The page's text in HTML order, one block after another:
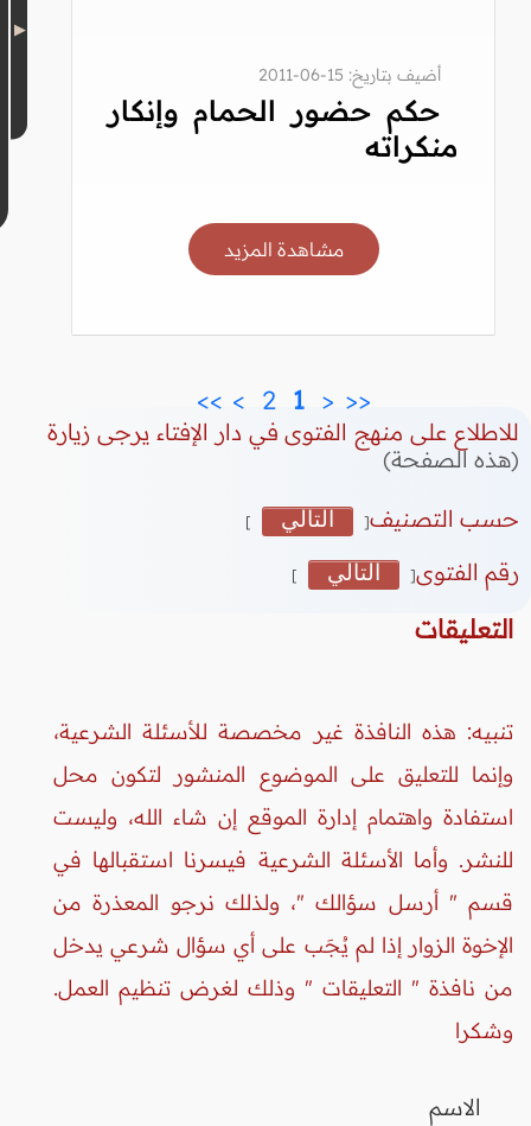
أضيف بتاريخ: 15-06-2011
حكم حضور الحمام وإنكار
منكراته
مشاهدة المزيد
<<
<
1
2
>
>>
للاطلاع على منهج الفتوى في دار الإفتاء يرجى زيارة
(هذه الصفحة)
حسب التصنيف[ التالي ]
رقم الفتوى[ التالي ]
التعليقات
تنبيه: هذه النافذة غير مخصصة للأسئلة الشرعية،
وإنما للتعليق على الموضوع المنشور لتكون محل
استفادة واهتمام إدارة الموقع إن شاء الله، وليست
للنشر. وأما الأسئلة الشرعية فيسرنا استقبالها في
قسم " أرسل سؤالك "، ولذلك نرجو المعذرة من
الإخوة الزوار إذا لم يُجَب على أي سؤال شرعي يدخل
من نافذة " التعليقات " وذلك لغرض تنظيم العمل.
وشكرا
الاسم